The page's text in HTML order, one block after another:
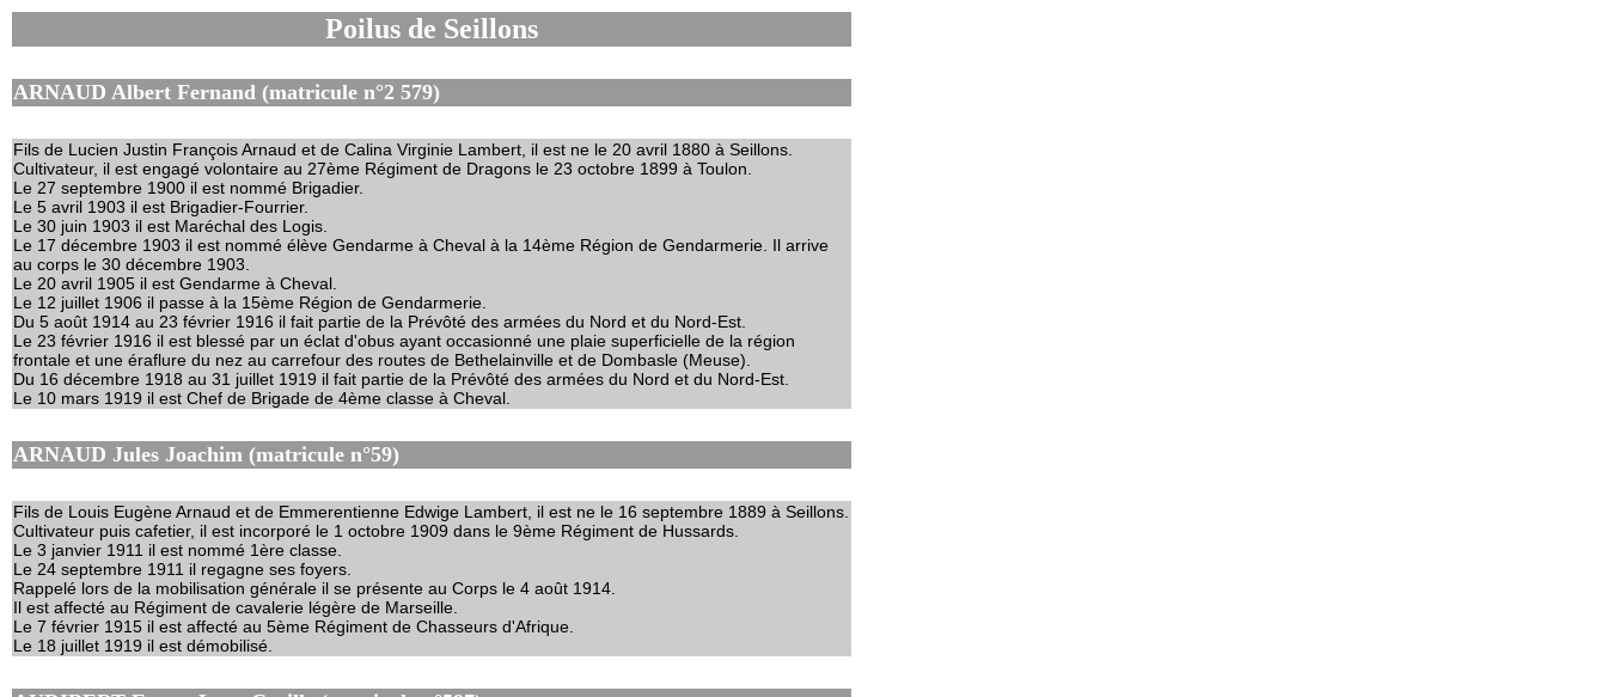
Poilus de Seillons
ARNAUD Albert Fernand (matricule n°2 579)
Fils de Lucien Justin François Arnaud et de Calina Virginie Lambert, il est ne le 20 avril 1880 à Seillons.
Cultivateur, il est engagé volontaire au 27ème Régiment de Dragons le 23 octobre 1899 à Toulon.
Le 27 septembre 1900 il est nommé Brigadier.
Le 5 avril 1903 il est Brigadier-Fourrier.
Le 30 juin 1903 il est Maréchal des Logis.
Le 17 décembre 1903 il est nommé élève Gendarme à Cheval à la 14ème Région de Gendarmerie. Il arrive
au corps le 30 décembre 1903.
Le 20 avril 1905 il est Gendarme à Cheval.
Le 12 juillet 1906 il passe à la 15ème Région de Gendarmerie.
Du 5 août 1914 au 23 février 1916 il fait partie de la Prévôté des armées du Nord et du Nord-Est.
Le 23 février 1916 il est blessé par un éclat d'obus ayant occasionné une plaie superficielle de la région
frontale et une éraflure du nez au carrefour des routes de Bethelainville et de Dombasle (Meuse).
Du 16 décembre 1918 au 31 juillet 1919 il fait partie de la Prévôté des armées du Nord et du Nord-Est.
Le 10 mars 1919 il est Chef de Brigade de 4ème classe à Cheval.
ARNAUD Jules Joachim (matricule n°59)
Fils de Louis Eugène Arnaud et de Emmerentienne Edwige Lambert, il est ne le 16 septembre 1889 à Seillons.
Cultivateur puis cafetier, il est incorporé le 1 octobre 1909 dans le 9ème Régiment de Hussards.
Le 3 janvier 1911 il est nommé 1ère classe.
Le 24 septembre 1911 il regagne ses foyers.
Rappelé lors de la mobilisation générale il se présente au Corps le 4 août 1914.
Il est affecté au Régiment de cavalerie légère de Marseille.
Le 7 février 1915 il est affecté au 5ème Régiment de Chasseurs d'Afrique.
Le 18 juillet 1919 il est démobilisé.